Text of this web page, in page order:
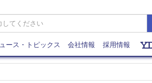
ース・トピックス 会社情報 採用情報